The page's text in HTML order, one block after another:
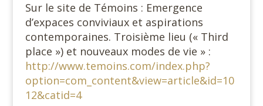
Sur le site de Témoins : Emergence
d’expaces conviviaux et aspirations
contemporaines. Troisième lieu (« Third
place ») et nouveaux modes de vie » :
http://www.temoins.com/index.php?
option=com_content&view=article&id=10
12&catid=4